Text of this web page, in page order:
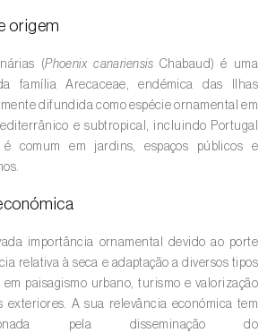
(
açudes, barragens e estações
de águas residuais)
domestica L.)
(Prunus dulcis
hypogaea
glutinosa)
spp.)
( Ananas comosus)
origem
(Phoenix canariensis Chabaud) é uma
família Arecaceae, endémica das Ilhas
difundida como espécie ornamental em
e subtropical, incluindo Portugal
comum em jardins, espaços públicos e
importância ornamental devido ao porte
relativa à seca e adaptação a diversos tipos
paisagismo urbano, turismo e valorização
exteriores. A sua relevância económica tem
pela disseminação do